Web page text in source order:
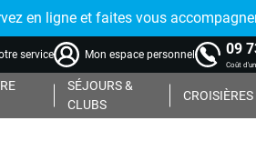
en ligne et faites vous
service Mon espace personnel 09
Coût
SÉJOURS &
CLUBS
CROISIÈRES